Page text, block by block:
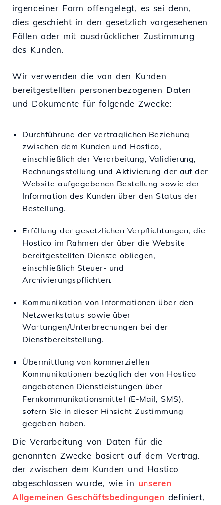
irgendeiner Form offengelegt, es sei denn,
dies geschieht in den gesetzlich vorgesehenen
Fällen oder mit ausdrücklicher Zustimmung
des Kunden.
Wir verwenden die von den Kunden
bereitgestellten personenbezogenen Daten
und Dokumente für folgende Zwecke:
Durchführung der vertraglichen Beziehung
zwischen dem Kunden und Hostico,
einschließlich der Verarbeitung, Validierung,
Rechnungsstellung und Aktivierung der auf der
Website aufgegebenen Bestellung sowie der
Information des Kunden über den Status der
Bestellung.
Erfüllung der gesetzlichen Verpflichtungen, die
Hostico im Rahmen der über die Website
bereitgestellten Dienste obliegen,
einschließlich Steuer- und
Archivierungspflichten.
Kommunikation von Informationen über den
Netzwerkstatus sowie über
Wartungen/Unterbrechungen bei der
Dienstbereitstellung.
Übermittlung von kommerziellen
Kommunikationen bezüglich der von Hostico
angebotenen Dienstleistungen über
Fernkommunikationsmittel (E-Mail, SMS),
sofern Sie in dieser Hinsicht Zustimmung
gegeben haben.
Die Verarbeitung von Daten für die
genannten Zwecke basiert auf dem Vertrag,
der zwischen dem Kunden und Hostico
abgeschlossen wurde, wie in unseren
Allgemeinen Geschäftsbedingungen definiert,